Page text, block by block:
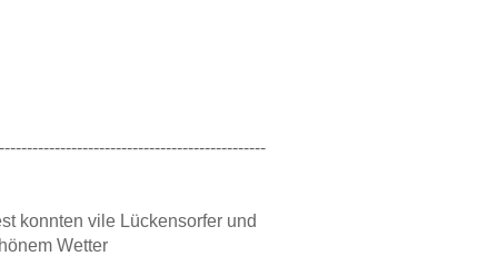
konnten vile Lückensorfer und
Wetter